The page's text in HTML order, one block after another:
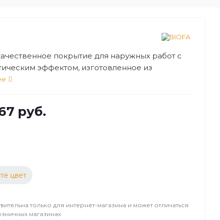
покрытие для наружных работ с
эффектом, изготовленное из
сырья. Применяется для защиты и
руб.
цвет
только для интернет-магазина и может отличаться
магазинах